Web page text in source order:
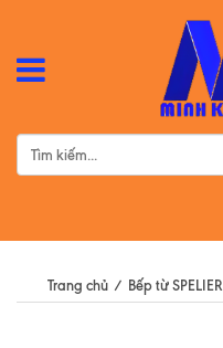
Trang chủ / Bếp từ SPELIER